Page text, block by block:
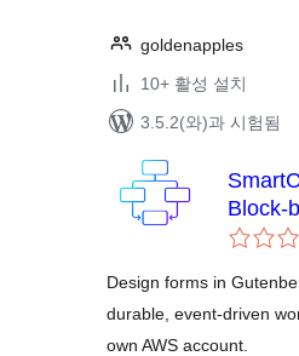
goldenapples
10+ 활성 설치
3.5.2(와)과 시험됨
Design forms in
durable, event‑driven
own AWS account.